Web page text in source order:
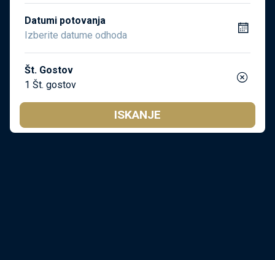
Datumi potovanja
Št. Gostov
1 Št. gostov
ISKANJE